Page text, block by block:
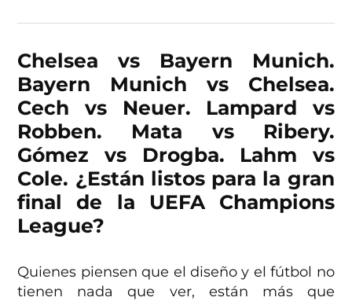
Chelsea vs Bayern Munich.
Bayern Munich vs Chelsea.
Cech vs Neuer. Lampard vs
Robben. Mata vs Ribery.
Gómez vs Drogba. Lahm vs
Cole. ¿Están listos para la gran
final de la UEFA Champions
League?
Quienes piensen que el diseño y el fútbol no
tienen nada que ver, están más que